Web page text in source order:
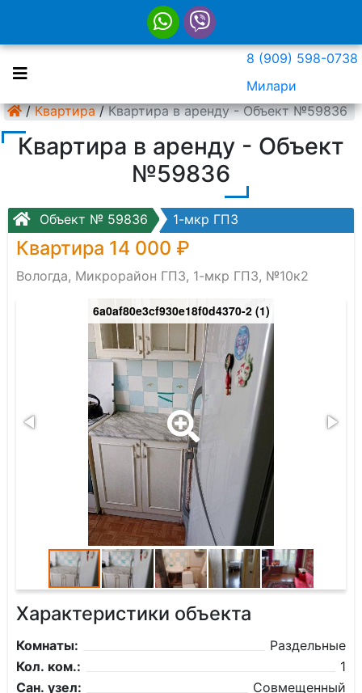
8 (909) 598-0738
Милари
/ Квартира / Квартира в аренду - Объект №59836
Квартира в аренду - Объект
№59836
Объект № 59836 1-мкр ГПЗ
Квартира 14 000 ₽
Вологда, Микрорайон ГПЗ, 1-мкр ГПЗ, №10к2
6a0af80e3cf930e18f0d4370-2 (1)
Характеристики объекта
Комнаты:
Раздельные
Кол. ком.:
1
Сан. узел:
Совмещенный